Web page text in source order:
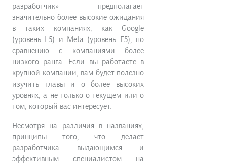
разработчик» предполагает
значительно более высокие ожидания
в таких компаниях, как Google
(уровень L5) и Meta (уровень E5), по
сравнению с компаниями более
низкого ранга. Если вы работаете в
крупной компании, вам будет полезно
изучить главы и о более высоких
уровнях, а не только о текущем или о
том, который вас интересует.
Несмотря на различия в названиях,
принципы того, что делает
разработчика выдающимся и
эффективным специалистом на